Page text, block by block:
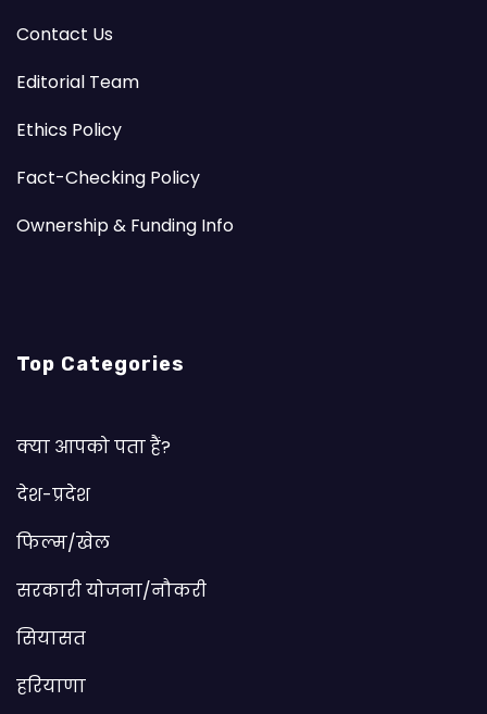
Contact Us
Editorial Team
Ethics Policy
Fact-Checking Policy
Ownership & Funding Info
Top Categories
क्या आपको पता हैं?
देश-प्रदेश
फिल्म/खेल
सरकारी योजना/नौकरी
सियासत
हरियाणा